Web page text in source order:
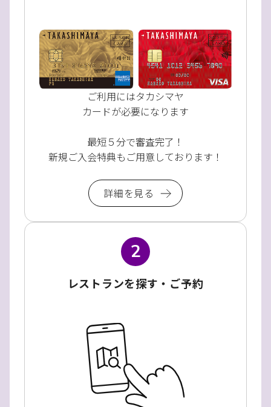
ご利用にはタカシマヤ
カードが必要になります
最短５分で審査完了！
新規ご入会特典もご用意しております！
詳細を見る
2
レストランを探す・ご予約